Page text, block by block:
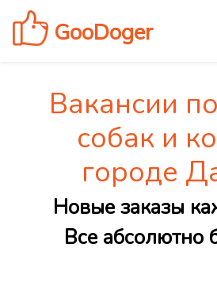
GooDoger
Вакансии
собак и
городе
Новые заказы
Все абсолютно